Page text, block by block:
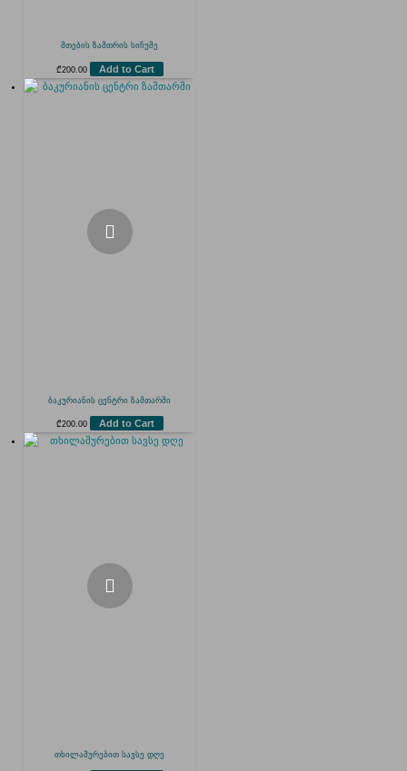
მთების ზამთრის სიჩუმე
₾200.00 Add to Cart
ბაკურიანის ცენტრი ზამთარში
₾200.00 Add to Cart
თხილამურებით სავსე დღე